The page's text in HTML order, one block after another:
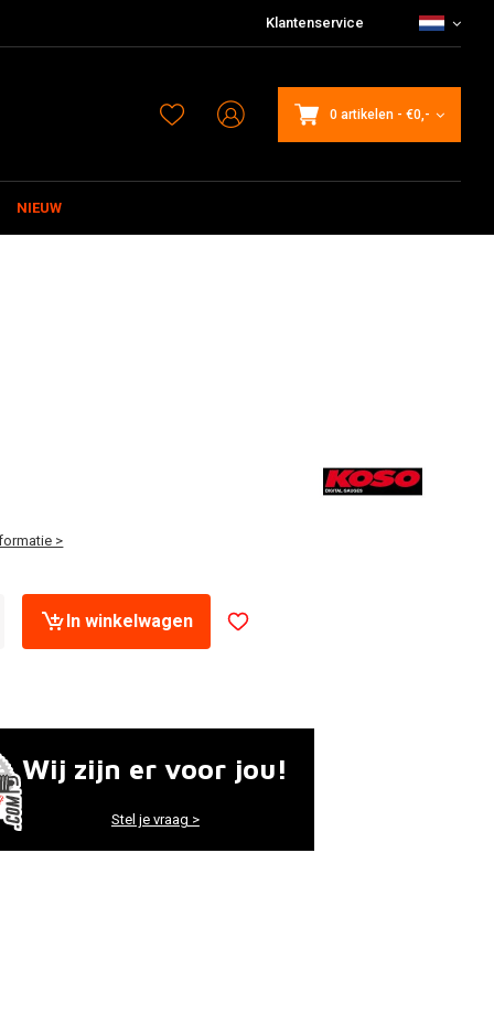
Klantenservice
0 artikelen - €0,-
NIEUW
>
In winkelwagen
Wij zijn er voor jou!
Stel je vraag >